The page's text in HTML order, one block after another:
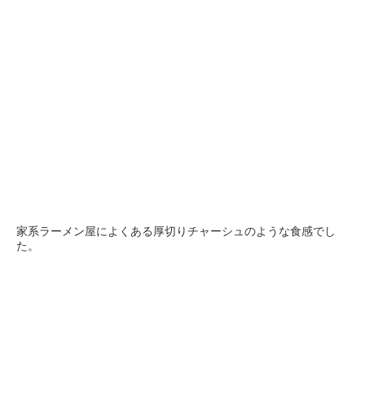
家系ラーメン屋によくある厚切りチャーシュのような食感でし
た。